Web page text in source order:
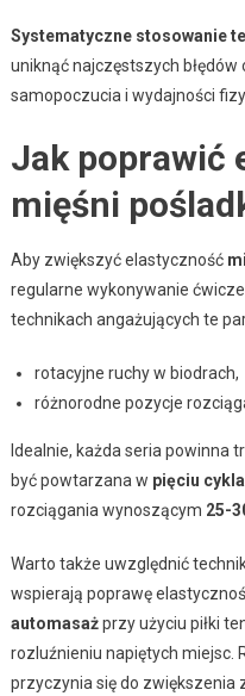
Systematyczne stosowanie
uniknąć najczęstszych
samopoczucia i wydajności
Jak poprawić
mięśni
Aby zwiększyć elastyczność
regularne wykonywanie
technikach angażujących te
rotacyjne ruchy w biodrach,
różnorodne pozycje
Idealnie, każda seria powinna
być powtarzana w pięciu
rozciągania wynoszącym 25-
Warto także uwzględnić
wspierają poprawę
automasażprzy użyciu piłki
rozluźnieniu napiętych miejsc.
przyczynia się do zwiększenia